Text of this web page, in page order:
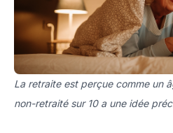
La retraite est perçue comme un
non-retraité sur 10 a une idée